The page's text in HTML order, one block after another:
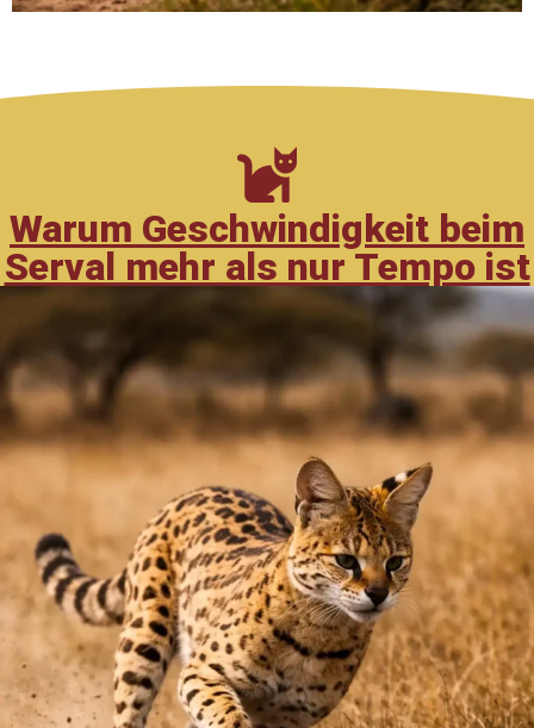
Warum Geschwindigkeit beim
Serval mehr als nur Tempo ist